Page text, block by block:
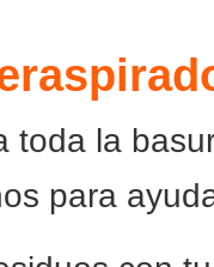
toda la
para